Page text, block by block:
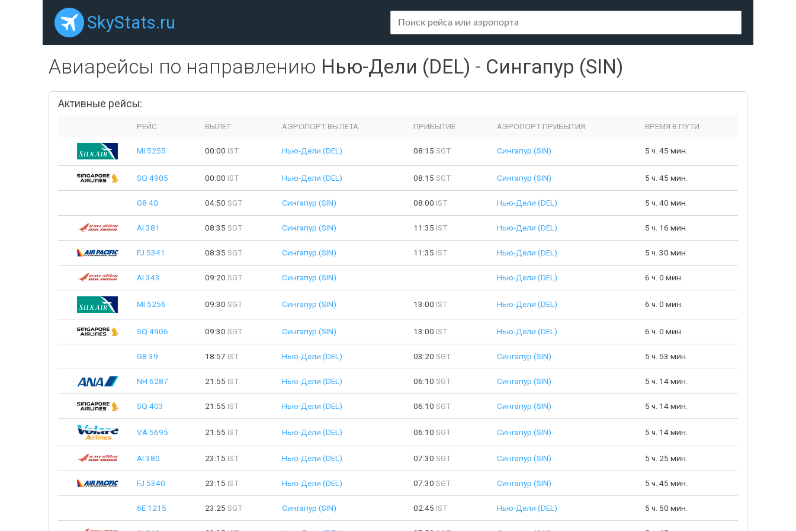
SkyStats.ru
Авиарейсы по направлению Нью-Дели (DEL) - Сингапур (SIN)
Активные рейсы:
РЕЙС ВЫЛЕТ АЭРОПОРТ ВЫЛЕТА ПРИБЫТИЕ АЭРОПОРТ ПРИБЫТИЯ ВРЕМЯ В ПУТИ
MI 5255 00:00 IST Нью-Дели (DEL) 08:15 SGT Сингапур (SIN) 5 ч. 45 мин.
SQ 4905 00:00 IST Нью-Дели (DEL) 08:15 SGT Сингапур (SIN) 5 ч. 45 мин.
G8 40 04:50 SGT Сингапур (SIN) 08:00 IST Нью-Дели (DEL) 5 ч. 40 мин.
AI 381 08:35 SGT Сингапур (SIN) 11:35 IST Нью-Дели (DEL) 5 ч. 16 мин.
FJ 5341 08:35 SGT Сингапур (SIN) 11:35 IST Нью-Дели (DEL) 5 ч. 30 мин.
AI 343 09:20 SGT Сингапур (SIN) Нью-Дели (DEL) 6 ч. 0 мин.
MI 5256 09:30 SGT Сингапур (SIN) 13:00 IST Нью-Дели (DEL) 6 ч. 0 мин.
SQ 4906 09:30 SGT Сингапур (SIN) 13:00 IST Нью-Дели (DEL) 6 ч. 0 мин.
G8 39 18:57 IST Нью-Дели (DEL) 03:20 SGT Сингапур (SIN) 5 ч. 53 мин.
NH 6287 21:55 IST Нью-Дели (DEL) 06:10 SGT Сингапур (SIN) 5 ч. 14 мин.
SQ 403 21:55 IST Нью-Дели (DEL) 06:10 SGT Сингапур (SIN) 5 ч. 14 мин.
VA 5695 21:55 IST Нью-Дели (DEL) 06:10 SGT Сингапур (SIN) 5 ч. 14 мин.
AI 380 23:15 IST Нью-Дели (DEL) 07:30 SGT Сингапур (SIN) 5 ч. 25 мин.
FJ 5340 23:15 IST Нью-Дели (DEL) 07:30 SGT Сингапур (SIN) 5 ч. 45 мин.
6E 1215 23:25 SGT Сингапур (SIN) 02:45 IST Нью-Дели (DEL) 5 ч. 50 мин.